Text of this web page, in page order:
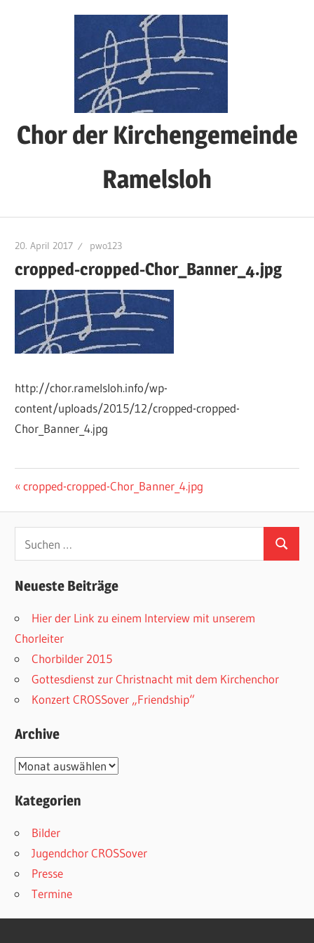
Chor der Kirchengemeinde
Ramelsloh
20. April 2017 pwo123
cropped-cropped-Chor_Banner_4.jpg
http://chor.ramelsloh.info/wp-
content/uploads/2015/12/cropped-cropped-
Chor_Banner_4.jpg
Beitrags-
Navigation
Vorheriger
cropped-cropped-Chor_Banner_4.jpg
Neueste Beiträge
Hier der Link zu einem Interview mit unserem
Chorleiter
Chorbilder 2015
Gottesdienst zur Christnacht mit dem Kirchenchor
Konzert CROSSover „Friendship“
Archive
Archive
Kategorien
Bilder
Jugendchor CROSSover
Presse
Termine